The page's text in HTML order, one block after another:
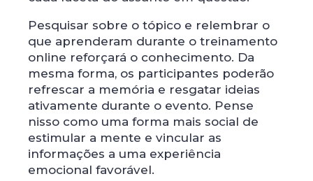
Pesquisar sobre o tópico e relembrar o
que aprenderam durante o treinamento
online reforçará o conhecimento. Da
mesma forma, os participantes poderão
refrescar a memória e resgatar ideias
ativamente durante o evento. Pense
nisso como uma forma mais social de
estimular a mente e vincular as
informações a uma experiência
emocional favorável.